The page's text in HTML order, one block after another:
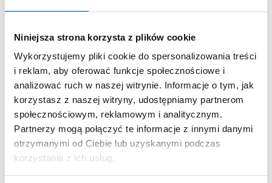
Niniejsza strona korzysta z plików cookie
Wykorzystujemy pliki cookie do spersonalizowania treści
i reklam, aby oferować funkcje społecznościowe i
analizować ruch w naszej witrynie. Informacje o tym, jak
korzystasz z naszej witryny, udostępniamy partnerom
społecznościowym, reklamowym i analitycznym.
Partnerzy mogą połączyć te informacje z innymi danymi
otrzymanymi od Ciebie lub uzyskanymi podczas
korzystania z ich usług.